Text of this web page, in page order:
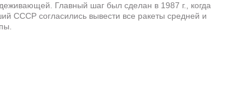
Главный шаг был сделан в 1987 г., когда
СССР согласились вывести все ракеты средней и